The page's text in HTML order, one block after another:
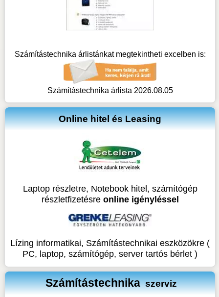
Számítástechnika árlistánkat megtekintheti excelben is:
Számítástechnika árlista 2026.08.05
Online hitel és Leasing
Laptop részletre, Notebook hitel, számítógép
részletfizetésre online igényléssel
Lízing informatikai, Számítástechnikai eszközökre (
PC, laptop, számítógép, server tartós bérlet )
Számítástechnika szerviz